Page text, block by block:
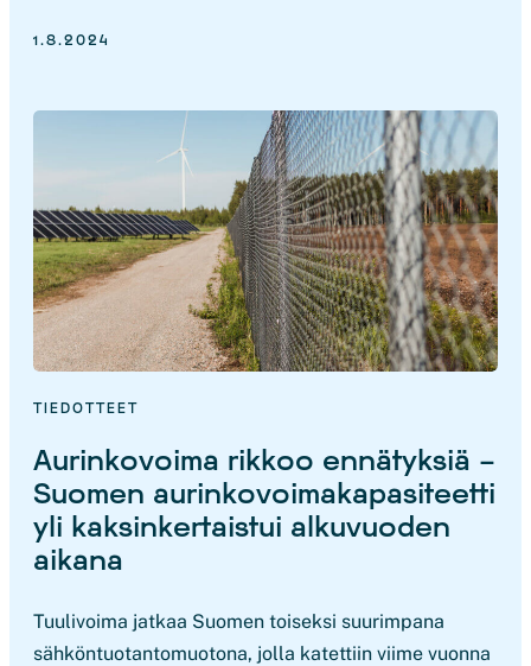
1.8.2024
TIEDOTTEET
Aurinkovoima rikkoo ennätyksiä –
Suomen aurinkovoimakapasiteetti
yli kaksinkertaistui alkuvuoden
aikana
Tuulivoima jatkaa Suomen toiseksi suurimpana
sähköntuotantomuotona, jolla katettiin viime vuonna